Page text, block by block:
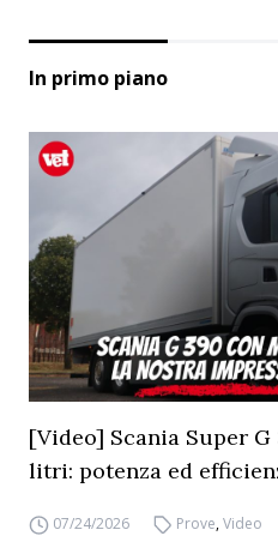
In primo piano
[Video] Scania Super
litri: potenza ed
07/24/2026 Prove,Video